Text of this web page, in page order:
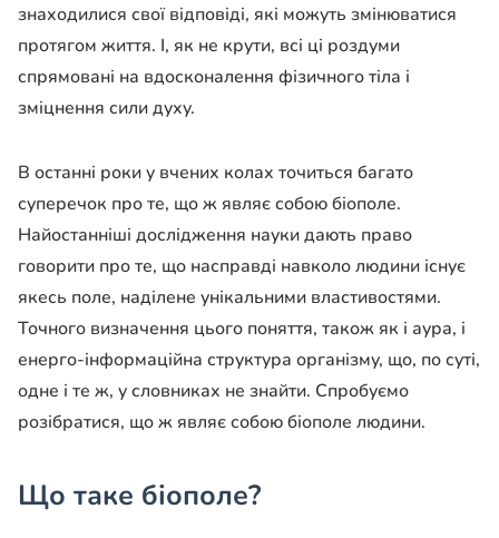
знаходилися свої відповіді, які можуть змінюватися
протягом життя. І, як не крути, всі ці роздуми
спрямовані на вдосконалення фізичного тіла і
зміцнення сили духу.
В останні роки у вчених колах точиться багато
суперечок про те, що ж являє собою біополе.
Найостанніші дослідження науки дають право
говорити про те, що насправді навколо людини існує
якесь поле, наділене унікальними властивостями.
Точного визначення цього поняття, також як і аура, і
енерго-інформаційна структура організму, що, по суті,
одне і те ж, у словниках не знайти. Спробуємо
розібратися, що ж являє собою біополе людини.
Що таке біополе?